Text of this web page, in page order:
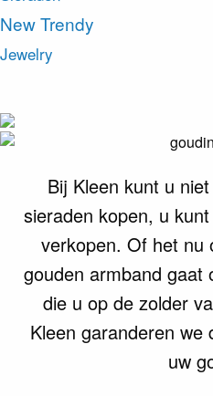
New Trendy
Jewelry
Bij Kleen kunt u
sieraden kopen, u
verkopen. Of het nu
gouden armband gaat
die u op de zolder
Kleen garanderen
uw